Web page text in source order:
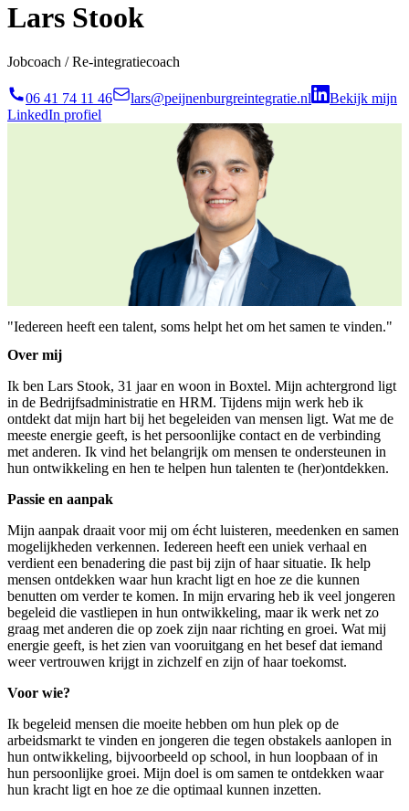
Lars Stook
Jobcoach / Re-integratiecoach
06 41 74 11 46 lars@peijnenburgreintegratie.nl
Bekijk mijn
LinkedIn profiel
"Iedereen heeft een talent, soms helpt het om het samen te vinden."
Over mij
Ik ben Lars Stook, 31 jaar en woon in Boxtel. Mijn achtergrond ligt
in de Bedrijfsadministratie en HRM. Tijdens mijn werk heb ik
ontdekt dat mijn hart bij het begeleiden van mensen ligt. Wat me de
meeste energie geeft, is het persoonlijke contact en de verbinding
met anderen. Ik vind het belangrijk om mensen te ondersteunen in
hun ontwikkeling en hen te helpen hun talenten te (her)ontdekken.
Passie en aanpak
Mijn aanpak draait voor mij om écht luisteren, meedenken en samen
mogelijkheden verkennen. Iedereen heeft een uniek verhaal en
verdient een benadering die past bij zijn of haar situatie. Ik help
mensen ontdekken waar hun kracht ligt en hoe ze die kunnen
benutten om verder te komen. In mijn ervaring heb ik veel jongeren
begeleid die vastliepen in hun ontwikkeling, maar ik werk net zo
graag met anderen die op zoek zijn naar richting en groei. Wat mij
energie geeft, is het zien van vooruitgang en het besef dat iemand
weer vertrouwen krijgt in zichzelf en zijn of haar toekomst.
Voor wie?
Ik begeleid mensen die moeite hebben om hun plek op de
arbeidsmarkt te vinden en jongeren die tegen obstakels aanlopen in
hun ontwikkeling, bijvoorbeeld op school, in hun loopbaan of in
hun persoonlijke groei. Mijn doel is om samen te ontdekken waar
hun kracht ligt en hoe ze die optimaal kunnen inzetten.